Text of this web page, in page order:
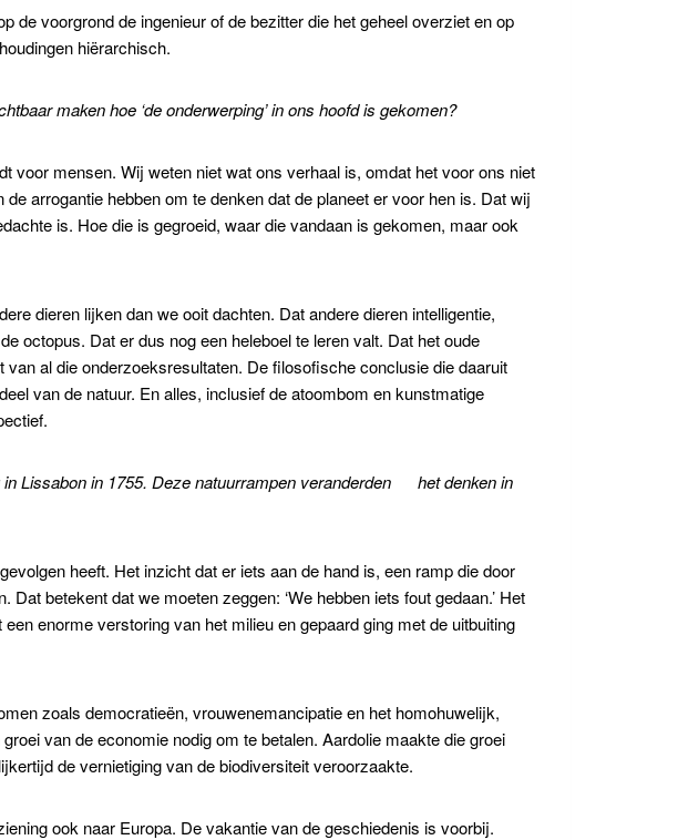
voorgrond de ingenieur of de bezitter die het geheel overziet en op
hiërarchisch.
maken hoe ‘de onderwerping’ in ons hoofd is gekomen?
voor mensen. Wij weten niet wat ons verhaal is, omdat het voor ons niet
arrogantie hebben om te denken dat de planeet er voor hen is. Dat wij
is. Hoe die is gegroeid, waar die vandaan is gekomen, maar ook
dieren lijken dan we ooit dachten. Dat andere dieren intelligentie,
octopus. Dat er dus nog een heleboel te leren valt. Dat het oude
al die onderzoeksresultaten. De filosofische conclusie die daaruit
van de natuur. En alles, inclusief de atoombom en kunstmatige
Lissabon in 1755. Deze natuurrampen veranderden
het denken in
heeft. Het inzicht dat er iets aan de hand is, een ramp die door
betekent dat we moeten zeggen: ‘We hebben iets fout gedaan.’ Het
enorme verstoring van het milieu en gepaard ging met de uitbuiting
zoals democratieën, vrouwenemancipatie en het homohuwelijk,
van de economie nodig om te betalen. Aardolie maakte die groei
de vernietiging van de biodiversiteit veroorzaakte.
ook naar Europa. De vakantie van de geschiedenis is voorbij.